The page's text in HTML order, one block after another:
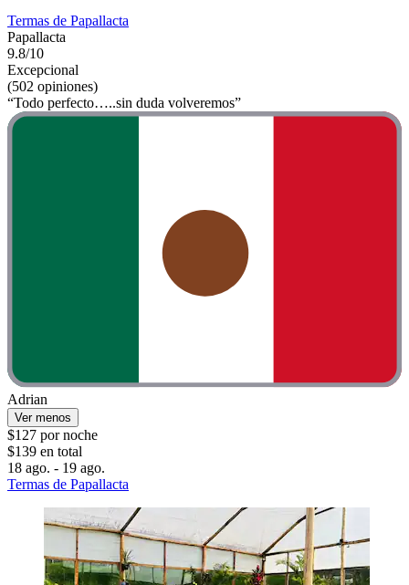
Termas de Papallacta
Papallacta
9.8/10
Excepcional
(502 opiniones)
“Todo perfecto…..sin duda volveremos”
Adrian
Ver menos
$127 por noche
$139 en total
18 ago. - 19 ago.
Termas de Papallacta